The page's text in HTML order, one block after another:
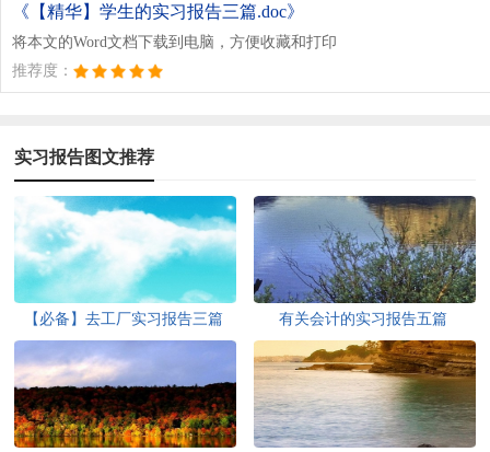
《【精华】学生的实习报告三篇.doc》
将本文的Word文档下载到电脑，方便收藏和打印
推荐度：
实习报告图文推荐
【必备】去工厂实习报告三篇 有关会计的实习报告五篇